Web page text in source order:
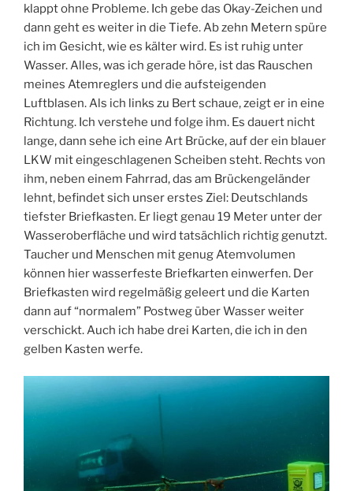
klappt ohne Probleme. Ich gebe das Okay-Zeichen und
dann geht es weiter in die Tiefe. Ab zehn Metern spüre
ich im Gesicht, wie es kälter wird. Es ist ruhig unter
Wasser. Alles, was ich gerade höre, ist das Rauschen
meines Atemreglers und die aufsteigenden
Luftblasen. Als ich links zu Bert schaue, zeigt er in eine
Richtung. Ich verstehe und folge ihm. Es dauert nicht
lange, dann sehe ich eine Art Brücke, auf der ein blauer
LKW mit eingeschlagenen Scheiben steht. Rechts von
ihm, neben einem Fahrrad, das am Brückengeländer
lehnt, befindet sich unser erstes Ziel: Deutschlands
tiefster Briefkasten. Er liegt genau 19 Meter unter der
Wasseroberfläche und wird tatsächlich richtig genutzt.
Taucher und Menschen mit genug Atemvolumen
können hier wasserfeste Briefkarten einwerfen. Der
Briefkasten wird regelmäßig geleert und die Karten
dann auf “normalem” Postweg über Wasser weiter
verschickt. Auch ich habe drei Karten, die ich in den
gelben Kasten werfe.